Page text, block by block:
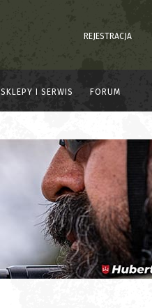
REJESTRACJA
SKLEPY I SERWIS FORUM